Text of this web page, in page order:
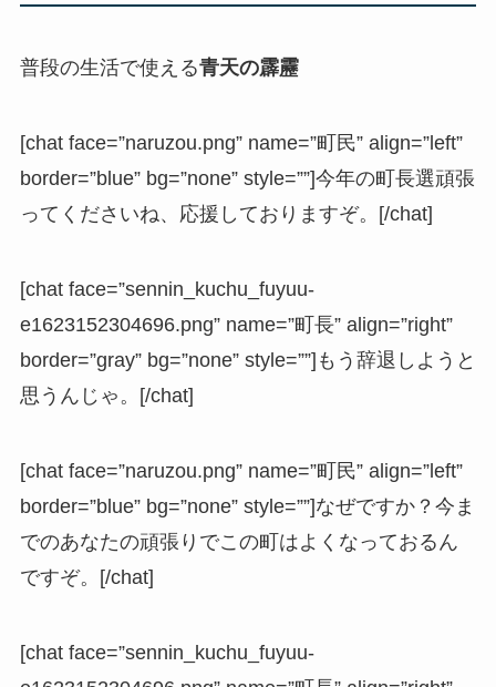
普段の生活で使える青天の霹靂
[chat face=”naruzou.png” name=”町民” align=”left”
border=”blue” bg=”none” style=””]今年の町長選頑張
ってくださいね、応援しておりますぞ。[/chat]
[chat face=”sennin_kuchu_fuyuu-
e1623152304696.png” name=”町長” align=”right”
border=”gray” bg=”none” style=””]もう辞退しようと
思うんじゃ。[/chat]
[chat face=”naruzou.png” name=”町民” align=”left”
border=”blue” bg=”none” style=””]なぜですか？今ま
でのあなたの頑張りでこの町はよくなっておるん
ですぞ。[/chat]
[chat face=”sennin_kuchu_fuyuu-